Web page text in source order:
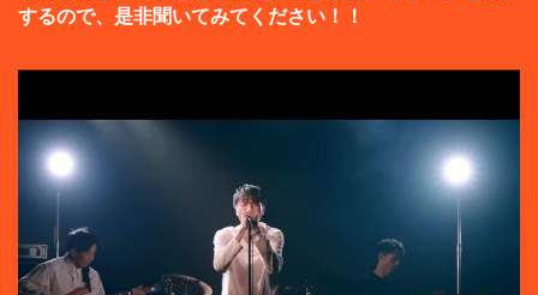
するので、是非聞いてみてください！！